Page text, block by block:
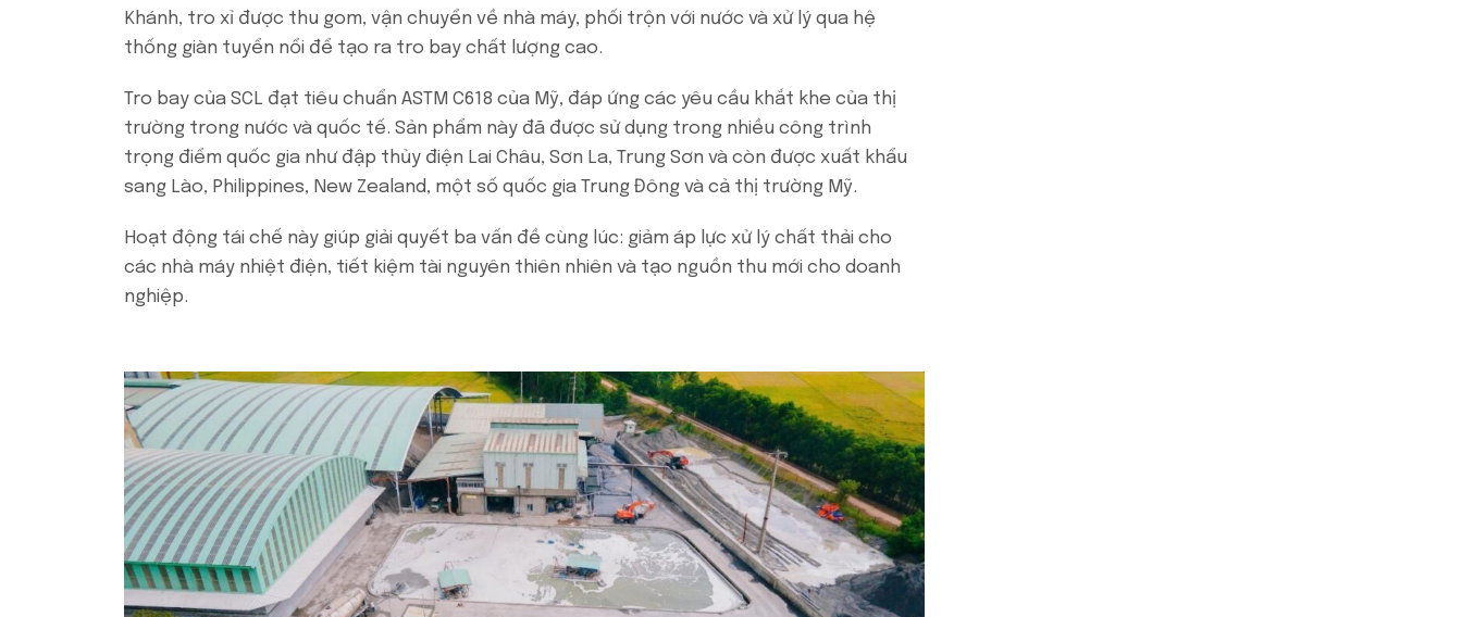
Khánh, tro xỉ được thu gom, vận chuyển về nhà máy, phối trộn với nước và xử lý qua hệ
thống giàn tuyển nổi để tạo ra tro bay chất lượng cao.
Tro bay của SCL đạt tiêu chuẩn ASTM C618 của Mỹ, đáp ứng các yêu cầu khắt khe của thị
trường trong nước và quốc tế. Sản phẩm này đã được sử dụng trong nhiều công trình
trọng điểm quốc gia như đập thủy điện Lai Châu, Sơn La, Trung Sơn và còn được xuất khẩu
sang Lào, Philippines, New Zealand, một số quốc gia Trung Đông và cả thị trường Mỹ.
Hoạt động tái chế này giúp giải quyết ba vấn đề cùng lúc: giảm áp lực xử lý chất thải cho
các nhà máy nhiệt điện, tiết kiệm tài nguyên thiên nhiên và tạo nguồn thu mới cho doanh
nghiệp.